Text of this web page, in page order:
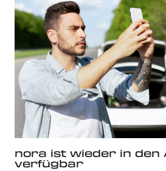
nora ist wieder in den
verfügbar